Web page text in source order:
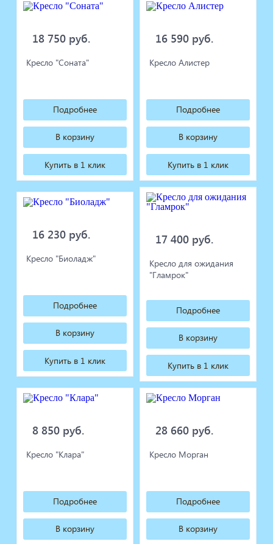
18 750 руб.
Кресло "Соната"
Подробнее
В корзину
Купить в 1 клик
16 590 руб.
Кресло Алистер
Подробнее
В корзину
Купить в 1 клик
16 230 руб.
Кресло "Биоладж"
Подробнее
В корзину
Купить в 1 клик
17 400 руб.
Кресло для ожидания
"Гламрок"
Подробнее
В корзину
Купить в 1 клик
8 850 руб.
Кресло "Клара"
Подробнее
В корзину
28 660 руб.
Кресло Морган
Подробнее
В корзину